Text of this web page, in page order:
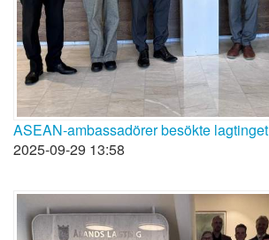
ASEAN-ambassadörer besökte lagtinget
2025-09-29 13:58